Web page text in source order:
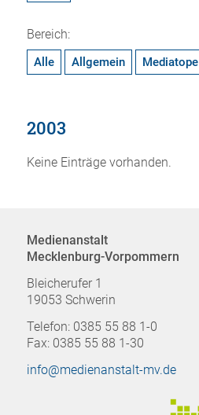
Bereich:
Alle Allgemein Mediatope
2003
Keine Einträge vorhanden.
Medienanstalt
Mecklenburg-Vorpommern
Bleicherufer 1
19053 Schwerin
Telefon: 0385 55 88 1-0
Fax: 0385 55 88 1-30
info@medienanstalt-mv.de